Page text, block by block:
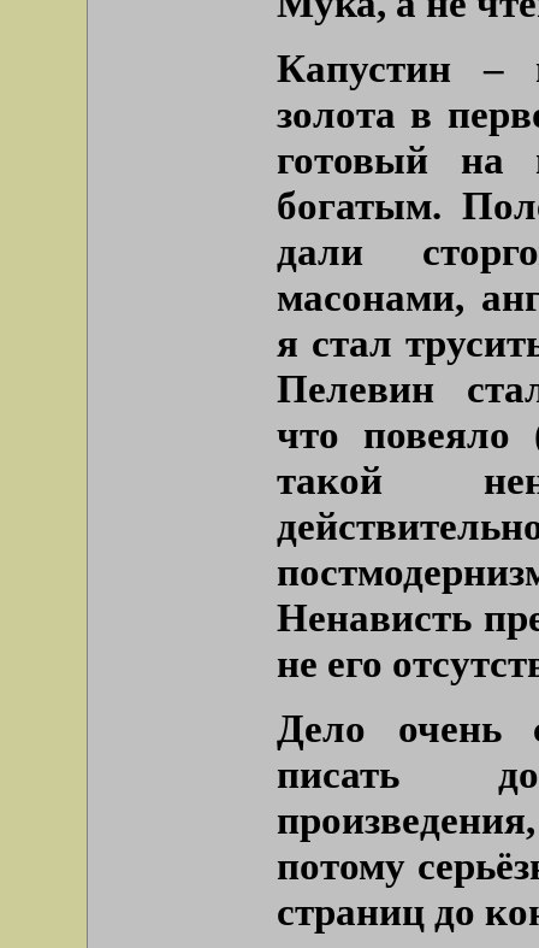
Капустин –
золота в
готовый на
богатым.
дали
масонами,
я стал
Пелевин
что
такой
Ненависть
не его
Дело очень
писать
потому
страниц до